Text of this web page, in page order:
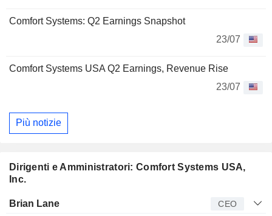
Comfort Systems: Q2 Earnings Snapshot
23/07
Comfort Systems USA Q2 Earnings, Revenue Rise
23/07
Più notizie
Dirigenti e Amministratori: Comfort Systems USA,
Inc.
Manager Titolo
Brian Lane CEO